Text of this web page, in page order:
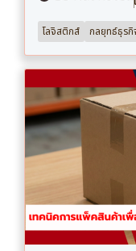
โลจิสติกส์ กลยุทธ์ธุรกิ